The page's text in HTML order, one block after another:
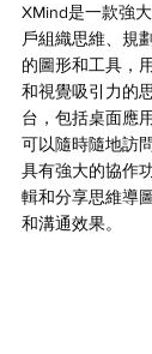
XMind是一款強
戶組織思維、規
的圖形和工具，
和視覺吸引力的
台，包括桌面應
可以隨時隨地訪
具有強大的協作
輯和分享思維導
和溝通效果。